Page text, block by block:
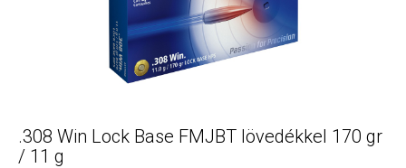
.308 Win Lock Base FMJBT lövedékkel 170 gr
/ 11 g